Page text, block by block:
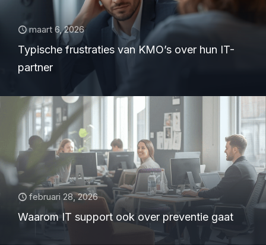
maart 6, 2026
Typische frustraties van KMO’s over hun IT-
partner
februari 28, 2026
Waarom IT support ook over preventie gaat